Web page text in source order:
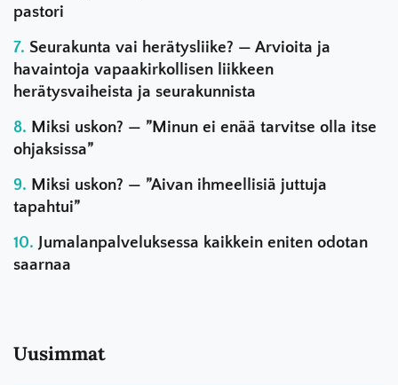
pastori
Seurakunta vai herätysliike? — Arvioita ja
havaintoja vapaakirkollisen liikkeen
herätysvaiheista ja seurakunnista
Miksi uskon? — ”Minun ei enää tarvitse olla itse
ohjaksissa”
Miksi uskon? — ”Aivan ihmeellisiä juttuja
tapahtui”
Jumalanpalveluksessa kaikkein eniten odotan
saarnaa
Uusimmat